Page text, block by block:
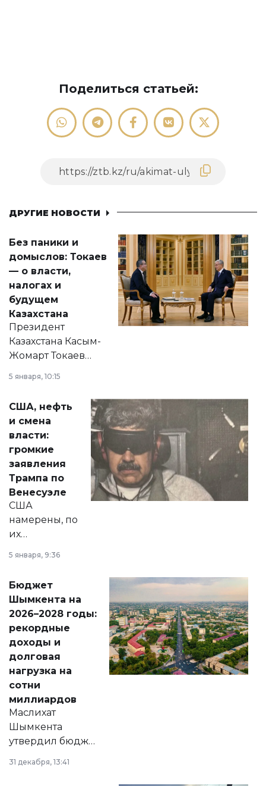
Поделиться статьей:
ДРУГИЕ НОВОСТИ
Без паники и
домыслов: Токаев
— о власти,
налогах и
будущем
Казахстана
Президент
Казахстана Касым-
Жомарт Токаев
сразу несколько
актуальных тем —
от слухов о
политических
реформах до
вопросов армии,
экономики и
личного здоровья.
5 января, 10:15
США, нефть
и смена
власти:
громкие
заявления
Трампа по
Венесуэле
США
намерены, по
их
принести
народу
Венесуэлы.
5 января, 9:36
Бюджет
Шымкента на
2026–2028 годы:
рекордные
доходы и
долговая
нагрузка на
сотни
миллиардов
Маслихат
Шымкента
утвердил бюджет
города на 2026–
2028 годы.
31 декабря, 13:41